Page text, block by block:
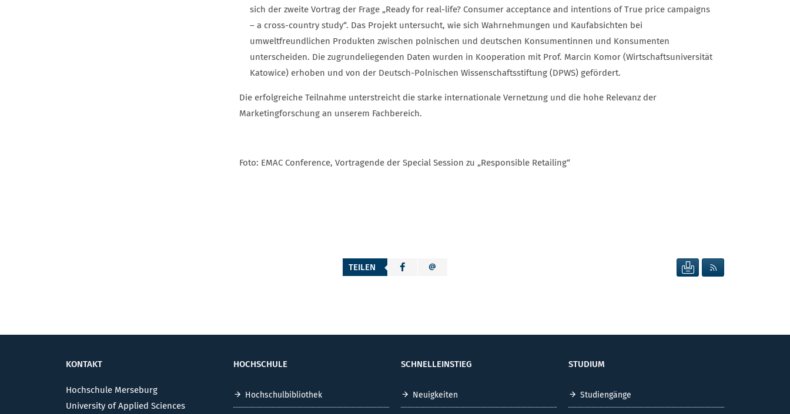
sich der zweite Vortrag der Frage „Ready for real-life? Consumer acceptance and intentions of True price campaigns
– a cross-country study“. Das Projekt untersucht, wie sich Wahrnehmungen und Kaufabsichten bei
umweltfreundlichen Produkten zwischen polnischen und deutschen Konsumentinnen und Konsumenten
unterscheiden. Die zugrundeliegenden Daten wurden in Kooperation mit Prof. Marcin Komor (Wirtschaftsuniversität
Katowice) erhoben und von der Deutsch-Polnischen Wissenschaftsstiftung (DPWS) gefördert.
Die erfolgreiche Teilnahme unterstreicht die starke internationale Vernetzung und die hohe Relevanz der
Marketingforschung an unserem Fachbereich.
Foto: EMAC Conference, Vortragende der Special Session zu „Responsible Retailing“
TEILEN SEITE DRUCKEN
KONTAKT
Hochschule Merseburg
University of Applied Sciences
HOCHSCHULE
Hochschulbibliothek
SCHNELLEINSTIEG
Neuigkeiten
STUDIUM
Studiengänge